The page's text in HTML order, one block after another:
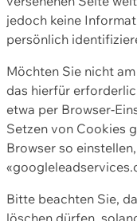
jedoch keine
persönlich
Möchten Sie nicht
das hierfür
etwa per Browser-
Setzen von Cookies
Browser so
Bitte beachten Sie,